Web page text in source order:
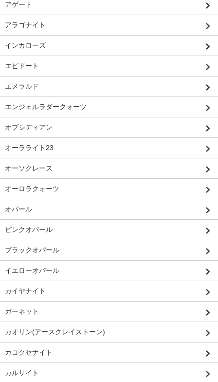
アゲート
アラゴナイト
インカローズ
エピドート
エメラルド
エンジェルラダークォーツ
オブシディアン
オーラライト23
オーソクレース
オーロラクォーツ
オパール
ピンクオパール
ブラックオパール
イエローオパール
カイヤナイト
ガーネット
カオリン(アースクレイストーン)
カコクセナイト
カルサイト